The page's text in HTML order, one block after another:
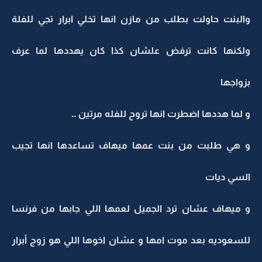
والبنت حاولت بطلب من مازن انها تخلي ابرار تجي للفلة
ولكنها كانت ترفض علشان كذا كان يهددها لما عرف
بزواجها
و لما هددها اضطرت انها تروح للفله مرتين ..
و هي طلبت من بنت عمها ميهاف تساعدها انها تجيب
السي ديات
و ميهاف عشان ترد الجميل لعمها اللي جابها من فرنسا
للسعوديه بعد موت امها و عشان اخوها اللي هو زوج أبرار